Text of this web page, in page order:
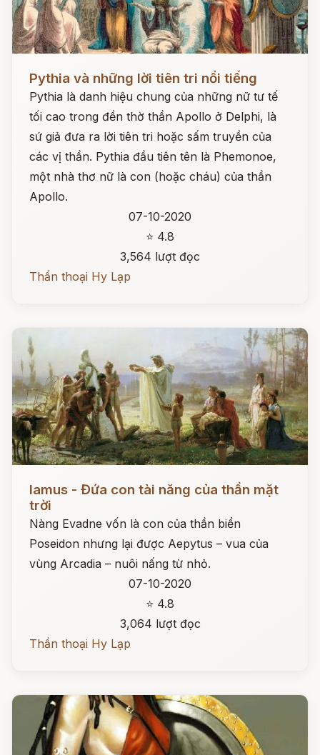
Pythia và những lời tiên tri nổi tiếng
Pythia là danh hiệu chung của những nữ tư tế
tối cao trong đền thờ thần Apollo ở Delphi, là
sứ giả đưa ra lời tiên tri hoặc sấm truyền của
các vị thần. Pythia đầu tiên tên là Phemonoe,
một nhà thơ nữ là con (hoặc cháu) của thần
Apollo.
07-10-2020
⭐ 4.8
3,564 lượt đọc
Thần thoại Hy Lạp
Iamus - Đứa con tài năng của thần mặt
trời
Nàng Evadne vốn là con của thần biển
Poseidon nhưng lại được Aepytus – vua của
vùng Arcadia – nuôi nấng từ nhỏ.
07-10-2020
⭐ 4.8
3,064 lượt đọc
Thần thoại Hy Lạp